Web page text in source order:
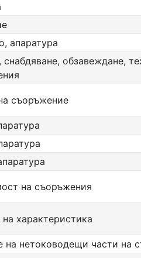
апаратура
снабдяване, обзавеждане,
съоръжение
на съоръжения
характеристика
на нетоководещи части на